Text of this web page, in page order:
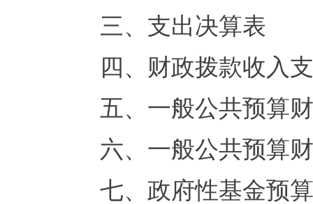
三、支出决算表
四、财政拨款收入
五、一般公共预算
六、一般公共预算
七、 政府性基金预